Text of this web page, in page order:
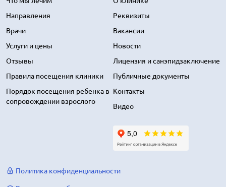
Направления
Врачи
Услуги и цены
Отзывы
Правила посещения клиники
Порядок посещения ребенка в
сопровождении взрослого
Реквизиты
Вакансии
Новости
Лицензия и санэпидзаключение
Публичные документы
Контакты
Видео
Политика конфиденциальности